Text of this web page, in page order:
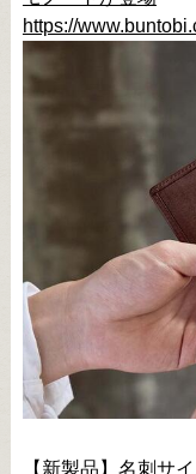
https://
【新製品】名刺サ